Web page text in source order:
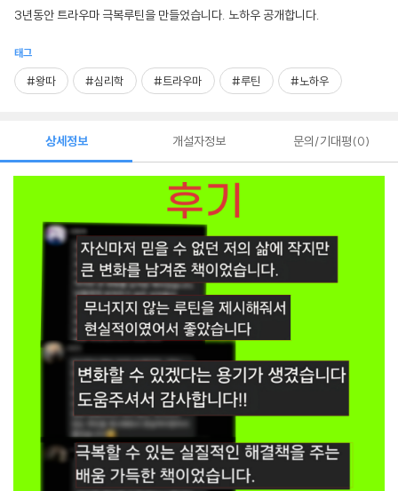
3년동안 트라우마 극복루틴을 만들었습니다. 노하우 공개합니다.
태그
#왕따 #심리학 #트라우마 #루틴 #노하우
상세정보 개설자정보 문의/기대평 0